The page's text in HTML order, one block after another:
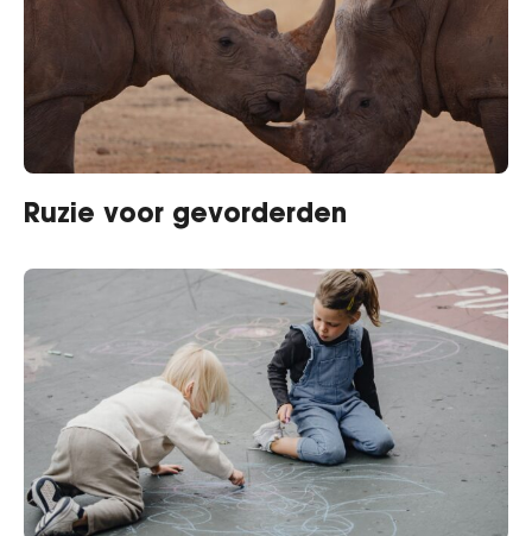
Ruzie voor gevorderden